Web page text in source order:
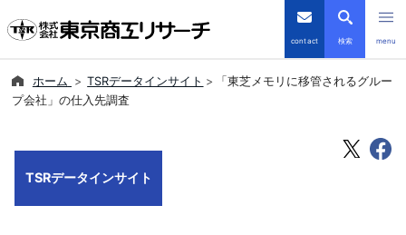
contact 検索 menu
ホーム TSRデータインサイト
「東芝メモリに移管されるグルー
プ会社」の仕入先調査
TSRデータインサイト